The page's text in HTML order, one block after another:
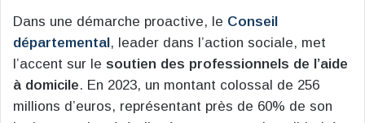
Dans une démarche proactive, le Conseil
départemental , leader dans l’action sociale, met
l’accent sur le soutien des professionnels de l’aide
à domicile. En 2023, un montant colossal de 256
millions d’euros, représentant près de 60% de son